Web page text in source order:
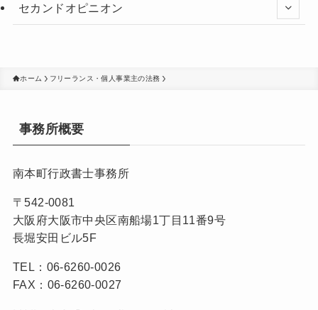
セカンドオピニオン
ホーム フリーランス・個人事業主の法務
事務所概要
南本町行政書士事務所
〒542-0081
大阪府大阪市中央区南船場1丁目11番9号
長堀安田ビル5F
TEL：06-6260-0026
FAX：06-6260-0027